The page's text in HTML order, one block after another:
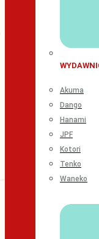
Akuma
Dango
Hanami
JPF
Kotori
Tenko
Waneko